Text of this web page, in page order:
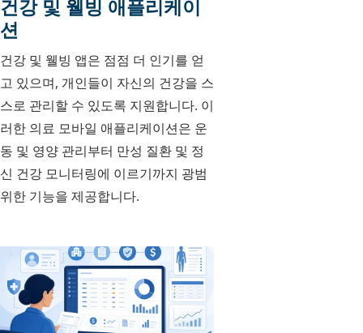
건강 및 웰빙 애플리케이
션
건강 및 웰빙 앱은 점점 더 인기를 얻
고 있으며, 개인들이 자신의 건강을 스
스로 관리할 수 있도록 지원합니다. 이
러한 의료 모바일 애플리케이션은 운
동 및 영양 관리부터 만성 질환 및 정
신 건강 모니터링에 이르기까지 광범
위한 기능을 제공합니다.